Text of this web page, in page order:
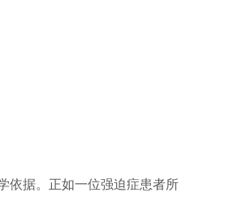
依据。正如一位强迫症患者所